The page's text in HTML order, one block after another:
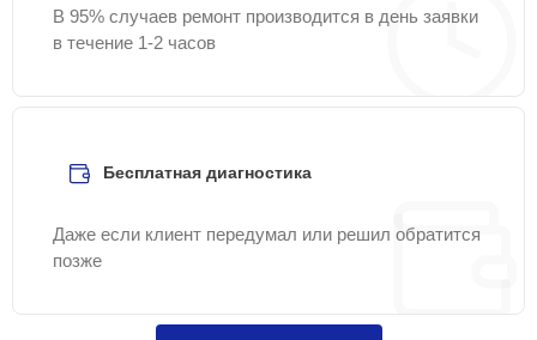
В 95% случаев ремонт производится в день заявки
в течение 1-2 часов
Бесплатная диагностика
Даже если клиент передумал или решил обратится
позже